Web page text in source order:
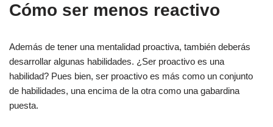
Cómo ser menos reactivo
Además de tener una mentalidad proactiva, también deberás
desarrollar algunas habilidades. ¿Ser proactivo es una
habilidad? Pues bien, ser proactivo es más como un conjunto
de habilidades, una encima de la otra como una gabardina
puesta.